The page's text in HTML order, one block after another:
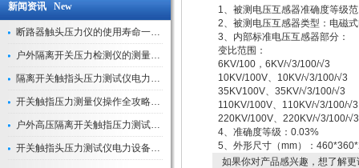
新闻资讯 New
断路器触头压力仪的使用寿命一般是多久？
户外隔离开关压力检测仪的测量数据如何与GIS系统对接实现智能化运维？
隔离开关触指头压力测试仪电力系统安全运行的“定海神针”
开关触指压力测量仪操作全攻略：从准备到精准测量的实战指南
户外高压隔离开关触指压力测试仪的作用与价值
开关触指头压力测试仪电力设备安全的“隐形守护者”
1、被测电压互感器准确度等级
2、被测电压互感器类型：电磁
3、内部标准电压互感器部分：
变比范围：
6KV/100，6KV/√3/100/√3
10KV/100V、10KV/√3/100/√3
35KV100V、35KV/√3/100/√3
110KV/100V、110KV/√3/100/√3
220KV/100V、220KV/√3/100/√3
4、准确度等级：0.03%
5、外形尺寸（mm）：
如果你对产品感兴趣，想了解